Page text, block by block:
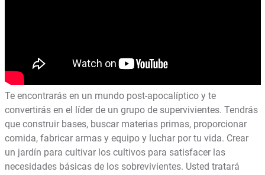
Te encontrarás en un mundo post-apocalíptico y te
convertirás en el líder de un grupo de supervivientes. Tendrás
que construir bases, buscar materias primas, proporcionar
comida, fabricar armas y equipo y luchar por tu vida. Crear
un jardín para cultivar los cultivos para satisfacer las
necesidades básicas de los sobrevivientes. Usted tratará